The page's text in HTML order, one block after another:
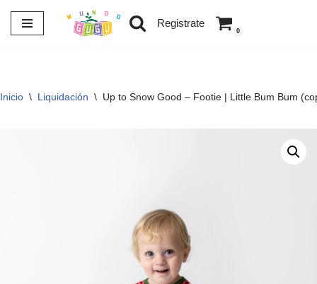
Saltar
Registrate
0
Inicio \ Liquidación \ Up to Snow Good – Footie | Little Bum Bum